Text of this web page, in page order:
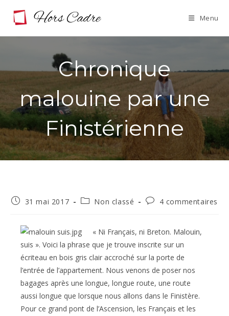
Menu
Chronique
malouine par une
Finistérienne
Publication
31 mai 2017
PostNon classé
Commentaires
publication :
4 commentaires
« Ni Français, ni Breton. Malouin,
suis ». Voici la phrase que je trouve inscrite sur un
écriteau en bois gris clair accroché sur la porte de
l’entrée de l’appartement. Nous venons de poser nos
bagages après une longue, longue route, une route
aussi longue que lorsque nous allons dans le Finistère.
Pour ce grand pont de l’Ascension, les Français et les